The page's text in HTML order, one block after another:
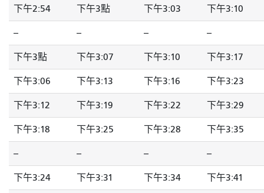
下午2:54 下午3點 下午3:03 下午3:10
-- -- -- --
下午3點 下午3:07 下午3:10 下午3:17
下午3:06 下午3:13 下午3:16 下午3:23
下午3:12 下午3:19 下午3:22 下午3:29
下午3:18 下午3:25 下午3:28 下午3:35
-- -- -- --
下午3:24 下午3:31 下午3:34 下午3:41